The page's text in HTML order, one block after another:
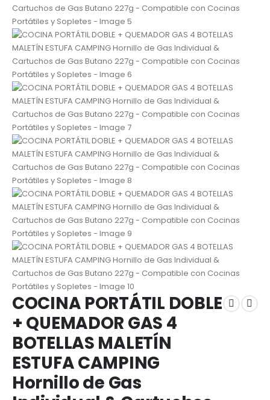
COCINA PORTÁTIL DOBLE
+ QUEMADOR GAS 4
BOTELLAS MALETÍN
ESTUFA CAMPING
Hornillo de Gas